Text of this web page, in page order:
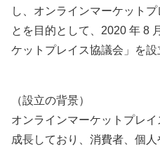
し、オンラインマーケット
とを⽬的として、2020 年 8
ケットプレイス協議会」を設
（設⽴の背景）
オンラインマーケットプレ
成⻑しており、消費者、個